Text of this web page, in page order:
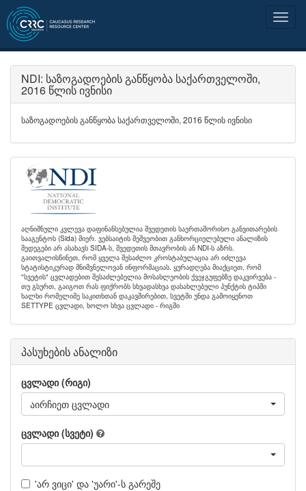
NDI: საზოგადოების განწყობა საქართველოში,
2016 წლის ივნისი
საზოგადოების განწყობა საქართველოში, 2016 წლის ივნისი
აღნიშნული კვლევა დაფინანსებულია შვედეთის საერთაშორისო განვითარების
სააგენტოს (Sida) მიერ. ვებსაიტის მეშვეობით განხორციელებული ანალიზის
შედეგები არ ასახავს SIDA-ს, შვედეთის მთავრობის ან NDI-ს აზრს.
გაითვალისწინეთ, რომ ყველა შესაძლო კროსტაბულაცია არ იძლევა
სტატისტიკურად მნიშვნელოვან ინფორმაციას. ყურადღება მიაქციეთ, რომ
"სვეტის" ცვლადებით შესაძლებელია მოსახლეობის ქვეჯგუფებზე დაკვირვება -
თუ გსურთ, გაიგოთ რას ფიქრობს სხვადასხვა დასახლებული პუნქტის ტიპში
ხალხი რომელიმე საკითხთან დაკავშირებით, სვეტში უნდა გამოიყენოთ
SETTYPE ცვლადი, ხოლო სხვა ცვლადი - რიგში
პასუხების ანალიზი
ცვლადი (რიგი)
აირჩიეთ ცვლადი
ცვლადი (სვეტი)
'არ ვიცი' და 'უარი'-ს გარეშე